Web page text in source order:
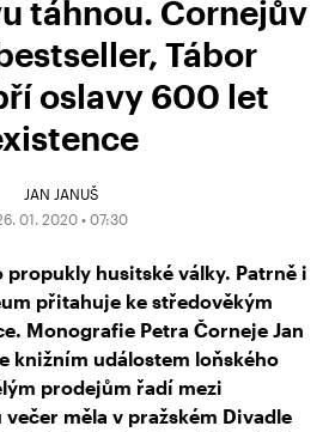
táhnou. Čornejův
Tábor
oslavy 600 let
JAN JANUŠ
01. 2020 • 07:30
propukly husitské války. Patrně i
přitahuje ke středověkým
Monografie Petra Čorneje Jan
knižním událostem loňského
prodejům řadí mezi
měla v pražském Divadle